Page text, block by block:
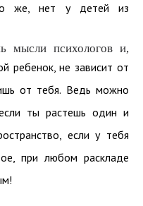
же, нет у детей из
мысли психологов и,
ребенок, не зависит от
от тебя. Ведь можно
ты растешь один и
если у тебя
при любом раскладе